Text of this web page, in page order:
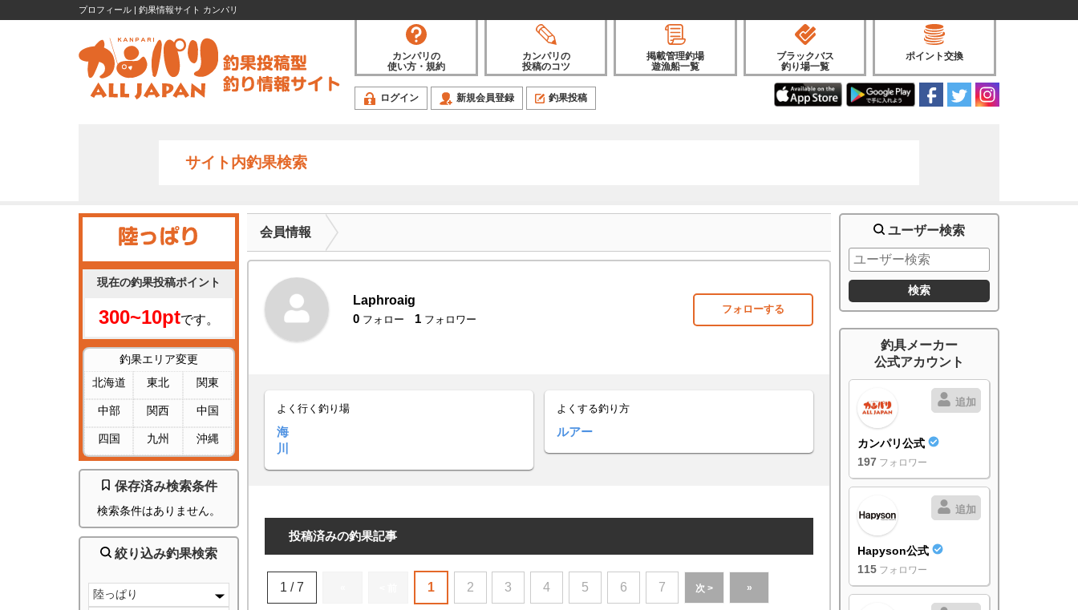
プロフィール | 釣果情報サイト カンパリ
カンパリの
使い方・規約
カンパリの
投稿のコツ
掲載管理釣場
遊漁船一覧
ブラックバス
釣り場一覧
ポイント交換
ログイン 新規会員登録 釣果投稿
サイト内釣果検索
現在の釣果投稿ポイント
300~10ptです。
釣果エリア変更
北海道
東北 関東
中部 関西 中国
四国 九州 沖縄
保存済み検索条件
検索条件はありません。
絞り込み釣果検索
陸っぱり
会員情報
Laphroaig
0 フォロー 1 フォロワー
フォローする
よく行く釣り場
海
川
よくする釣り方
ルアー
投稿済みの釣果記事
1 / 7 1 2 3 4 5 6 7 次 > »
ユーザー検索
釣具メーカー
公式アカウント
追加
カンパリ公式
197 フォロワー
追加
Hapyson公式
115 フォロワー